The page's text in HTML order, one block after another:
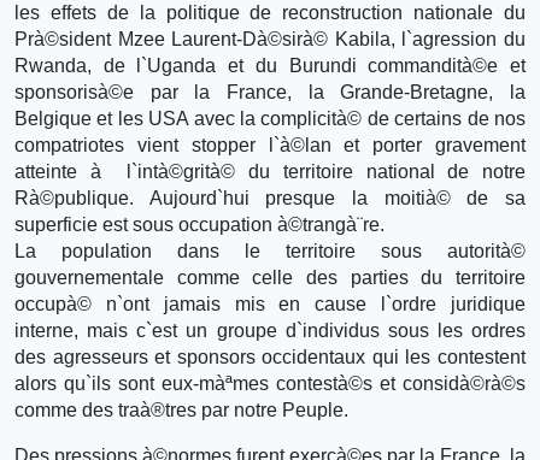
les effets de la politique de reconstruction nationale du
Prà©sident Mzee Laurent-Dà©sirà© Kabila, l`agression du
Rwanda, de l`Uganda et du Burundi commandità©e et
sponsorisà©e par la France, la Grande-Bretagne, la
Belgique et les USA avec la complicità© de certains de nos
compatriotes vient stopper l`à©lan et porter gravement
atteinte à l`intà©grità© du territoire national de notre
Rà©publique. Aujourd`hui presque la moitià© de sa
superficie est sous occupation à©trangà¨re.
La population dans le territoire sous autorità©
gouvernementale comme celle des parties du territoire
occupà© n`ont jamais mis en cause l`ordre juridique
interne, mais c`est un groupe d`individus sous les ordres
des agresseurs et sponsors occidentaux qui les contestent
alors qu`ils sont eux-màªmes contestà©s et considà©rà©s
comme des traà®tres par notre Peuple.
Des pressions à©normes furent exercà©es par la France, la